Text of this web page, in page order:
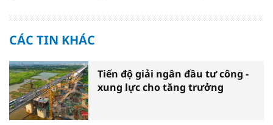
CÁC TIN KHÁC
Tiến độ giải ngân đầu tư công -
xung lực cho tăng trưởng